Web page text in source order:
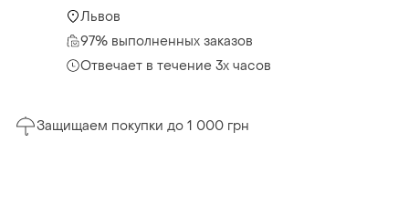
Львов
97% выполненных заказов
Отвечает в течение 3х часов
Защищаем покупки до 1 000 грн